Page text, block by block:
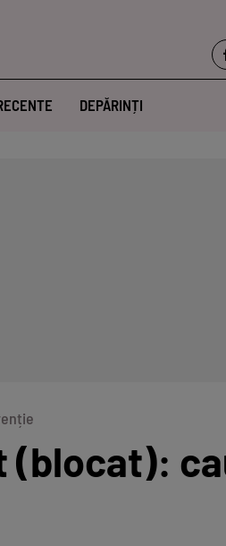
DEPĂRINȚI
(blocat):